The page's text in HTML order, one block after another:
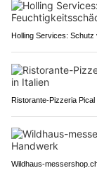
Holling Services:
Ristorante-Pizzeria
Wildhaus-